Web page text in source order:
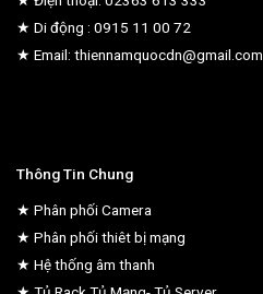
★ Di động : 0915 11 00 72
★ Email: thiennamquocdn@gmail.com
Thông Tin Chung
★ Phân phối Camera
★ Phân phối thiêt bị mạng
★ Hệ thống âm thanh